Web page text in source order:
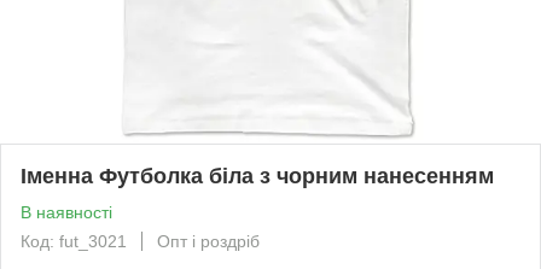
Іменна Футболка біла з чорним нанесенням
В наявності
Код: fut_3021
Опт і роздріб